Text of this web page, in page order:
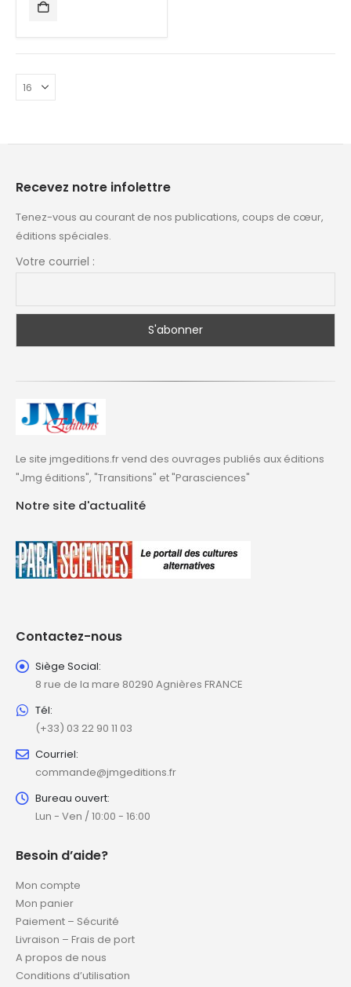
Recevez notre infolettre
Tenez-vous au courant de nos publications, coups de cœur,
éditions spéciales.
Votre courriel :
Le site jmgeditions.fr vend des ouvrages publiés aux éditions
"Jmg éditions", "Transitions" et "Parasciences"
Notre site d'actualité
Contactez-nous
Siège Social:
8 rue de la mare 80290 Agnières FRANCE
Tél:
(+33) 03 22 90 11 03
Courriel:
commande@jmgeditions.fr
Bureau ouvert:
Lun - Ven / 10:00 - 16:00
Besoin d’aide?
Mon compte
Mon panier
Paiement – Sécurité
Livraison – Frais de port
A propos de nous
Conditions d’utilisation